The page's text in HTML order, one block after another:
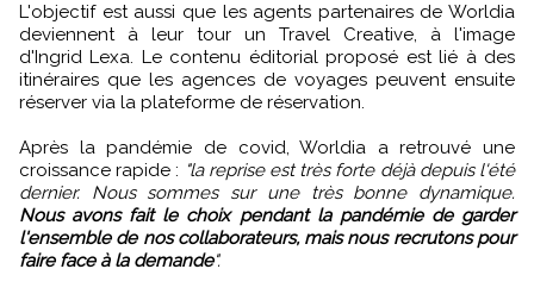
L'objectif est aussi que les agents partenaires de Worldia
deviennent à leur tour un Travel Creative, à l'image
d'Ingrid Lexa. Le contenu éditorial proposé est lié à des
itinéraires que les agences de voyages peuvent ensuite
réserver via la plateforme de réservation.
Après la pandémie de covid, Worldia a retrouvé une
croissance rapide : "la reprise est très forte déjà depuis l'été
dernier. Nous sommes sur une très bonne dynamique.
Nous avons fait le choix pendant la pandémie de garder
l'ensemble de nos collaborateurs, mais nous recrutons pour
faire face à la demande".